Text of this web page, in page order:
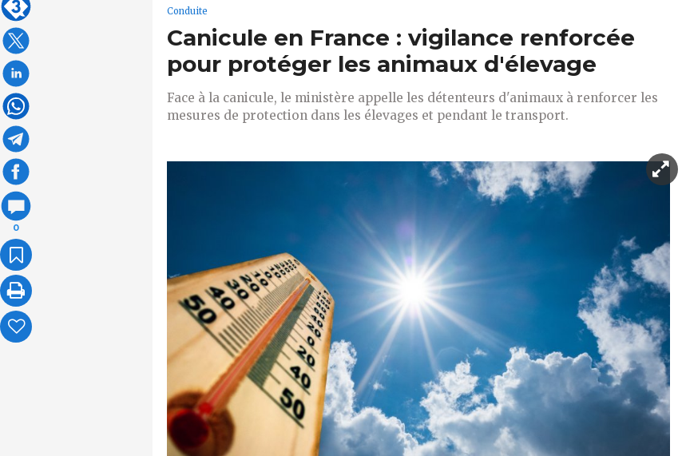
0
Conduite
Canicule en France : vigilance renforcée
pour protéger les animaux d'élevage
Face à la canicule, le ministère appelle les détenteurs d'animaux à renforcer les
mesures de protection dans les élevages et pendant le transport.